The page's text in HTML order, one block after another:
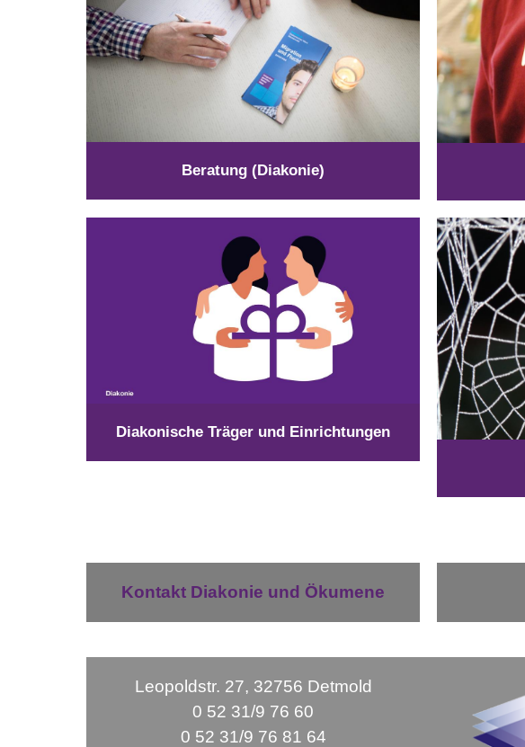
Beratung (Diakonie)
Diakonische Träger und Einrichtungen
Kontakt Diakonie und Ökumene
Leopoldstr. 27, 32756 Detmold
0 52 31/9 76 60
0 52 31/9 76 81 64